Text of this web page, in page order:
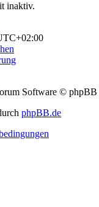
inaktiv.
Software © phpBB
phpBB.de